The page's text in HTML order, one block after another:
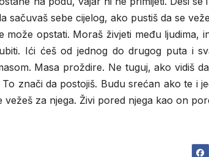
sačuvaš sebe cijelog, ako pustiš da se
može opstati. Moraš živjeti među ljudima,
Ići ćeš od jednog do drugog puta i
Masa proždire. Ne tuguj, ako vidiš
znači da postojiš. Budu srećan ako te i
za njega. Živi pored njega kao on